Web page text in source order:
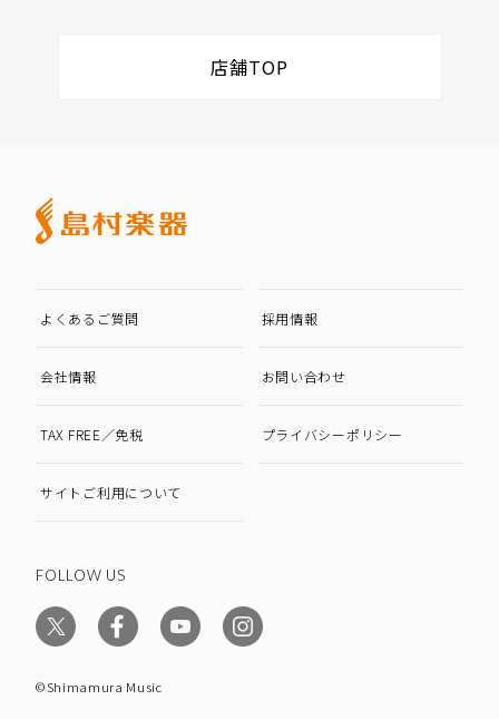
店舗TOP
よくあるご質問 採用情報
会社情報 お問い合わせ
TAX FREE／免税 プライバシーポリシー
サイトご利用について
FOLLOW US
©Shimamura Music